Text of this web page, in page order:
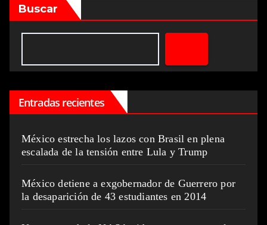
Buscar
Entradas recientes
México estrecha los lazos con Brasil en plena
escalada de la tensión entre Lula y Trump
México detiene a exgobernador de Guerrero por
la desaparición de 43 estudiantes en 2014